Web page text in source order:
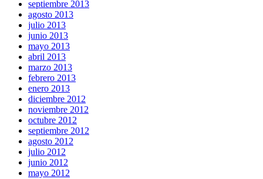
septiembre 2013
agosto 2013
julio 2013
junio 2013
mayo 2013
abril 2013
marzo 2013
febrero 2013
enero 2013
diciembre 2012
noviembre 2012
octubre 2012
septiembre 2012
agosto 2012
julio 2012
junio 2012
mayo 2012